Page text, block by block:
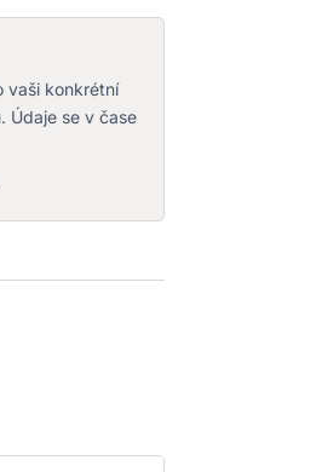
vaši konkrétní
Údaje se v čase